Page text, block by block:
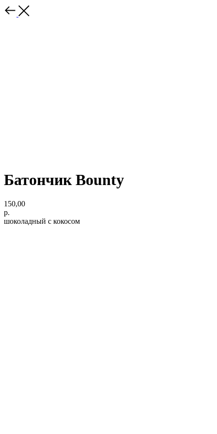
Батончик Bounty
150,00
р.
шоколадный с кокосом